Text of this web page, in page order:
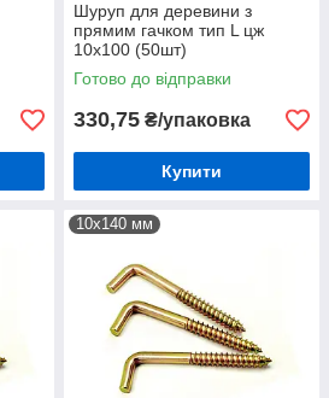
Шуруп для деревини з
прямим гачком тип L цж
10х100 (50шт)
Готово до відправки
330,75 ₴/упаковка
Купити
10х140 мм